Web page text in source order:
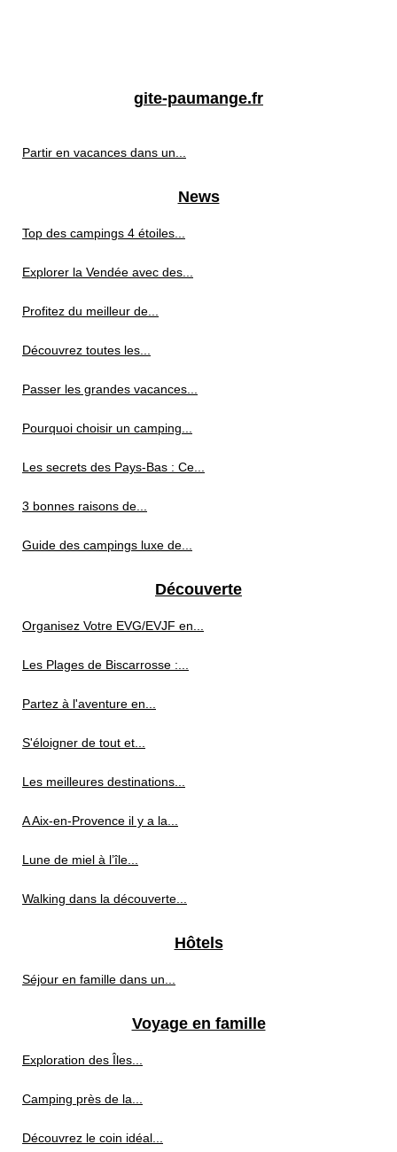
gite-paumange.fr
Partir en vacances dans un...
News
Top des campings 4 étoiles...
Explorer la Vendée avec des...
Profitez du meilleur de...
Découvrez toutes les...
Passer les grandes vacances...
Pourquoi choisir un camping...
Les secrets des Pays-Bas : Ce...
3 bonnes raisons de...
Guide des campings luxe de...
Découverte
Organisez Votre EVG/EVJF en...
Les Plages de Biscarrosse :...
Partez à l'aventure en...
S'éloigner de tout et...
Les meilleures destinations...
A Aix-en-Provence il y a la...
Lune de miel à l’île...
Walking dans la découverte...
Hôtels
Séjour en famille dans un...
Voyage en famille
Exploration des Îles...
Camping près de la...
Découvrez le coin idéal...